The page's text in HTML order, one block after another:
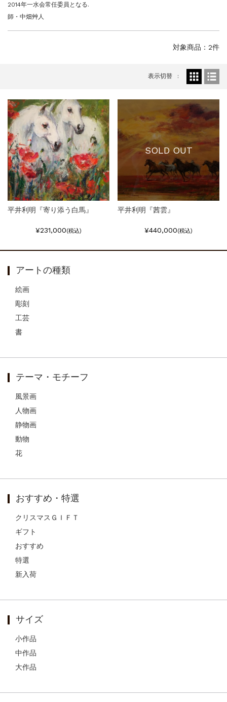
2014年一水会常任委員となる.
師・中畑艸人
対象商品：2件
表示切替
平井利明『寄り添う白馬』
¥231,000(税込)
SOLD OUT
平井利明『茜雲』
¥440,000(税込)
アートの種類
絵画
彫刻
工芸
書
テーマ・モチーフ
風景画
人物画
静物画
動物
花
おすすめ・特選
クリスマスＧＩＦＴ
ギフト
おすすめ
特選
新入荷
サイズ
小作品
中作品
大作品